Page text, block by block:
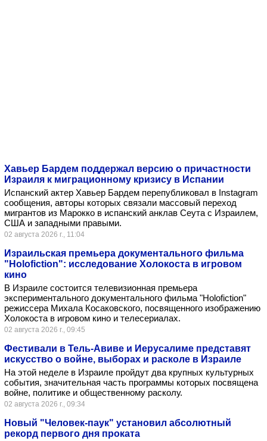
Хавьер Бардем поддержал версию о причастности
Израиля к миграционному кризису в Испании
Испанский актер Хавьер Бардем перепубликовал в Instagram
сообщения, авторы которых связали массовый переход
мигрантов из Марокко в испанский анклав Сеута с Израилем,
США и западными правыми.
02 августа 2026 г., 11:04
Израильская премьера документального фильма
"Holofiction": исследование Холокоста в игровом
кино
В Израиле состоится телевизионная премьера
экспериментального документального фильма "Holofiction"
режиссера Михала Косаковского, посвященного изображению
Холокоста в игровом кино и телесериалах.
02 августа 2026 г., 09:45
Фестивали в Тель-Авиве и Иерусалиме представят
искусство о войне, выборах и расколе в Израиле
На этой неделе в Израиле пройдут два крупных культурных
события, значительная часть программы которых посвящена
войне, политике и общественному расколу.
02 августа 2026 г., 09:34
Новый "Человек-паук" установил абсолютный
рекорд первого дня проката